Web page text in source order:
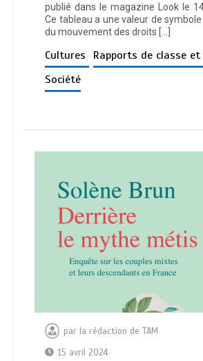
publié dans le magazine Look le
Ce tableau a une valeur de symbole
du mouvement des droits […]
Cultures
Rapports de classe
Société
par la rédaction de TAM
15 avril 2024